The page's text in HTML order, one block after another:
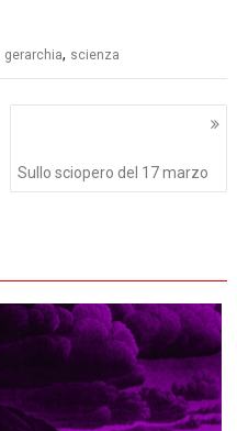
gerarchia, scienza
Sullo sciopero del 17 marzo